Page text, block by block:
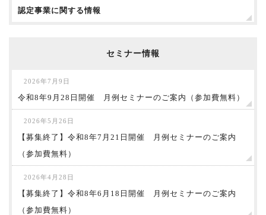
認定事業に関する情報
セミナー情報
2026年7月9日
令和8年9月28日開催 月例セミナーのご案内（参加費無料）
2026年5月26日
【募集終了】令和8年7月21日開催 月例セミナーのご案内
（参加費無料）
2026年4月28日
【募集終了】令和8年6月18日開催 月例セミナーのご案内
（参加費無料）